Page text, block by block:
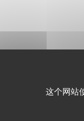
这个网站